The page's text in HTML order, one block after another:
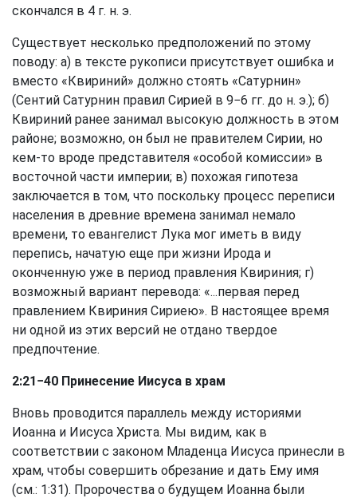
скончался в 4 г. н. э.
Существует несколько предположений по этому
поводу: а) в тексте рукописи присутствует ошибка и
вместо «Квириний» должно стоять «Сатурнин»
(Сентий Сатурнин правил Сирией в 9−6 гг. до н. э.); б)
Квириний ранее занимал высокую должность в этом
районе; возможно, он был не правителем Сирии, но
кем-то вроде представителя «особой комиссии» в
восточной части империи; в) похожая гипотеза
заключается в том, что поскольку процесс переписи
населения в древние времена занимал немало
времени, то евангелист Лука мог иметь в виду
перепись, начатую еще при жизни Ирода и
оконченную уже в период правления Квириния; г)
возможный вариант перевода: «...первая перед
правлением Квириния Сириею». В настоящее время
ни одной из этих версий не отдано твердое
предпочтение.
2:21−40 Принесение Иисуса в храм
Вновь проводится параллель между историями
Иоанна и Иисуса Христа. Мы видим, как в
соответствии с законом Младенца Иисуса принесли в
храм, чтобы совершить обрезание и дать Ему имя
(см.: 1:31). Пророчества о будущем Иоанна были